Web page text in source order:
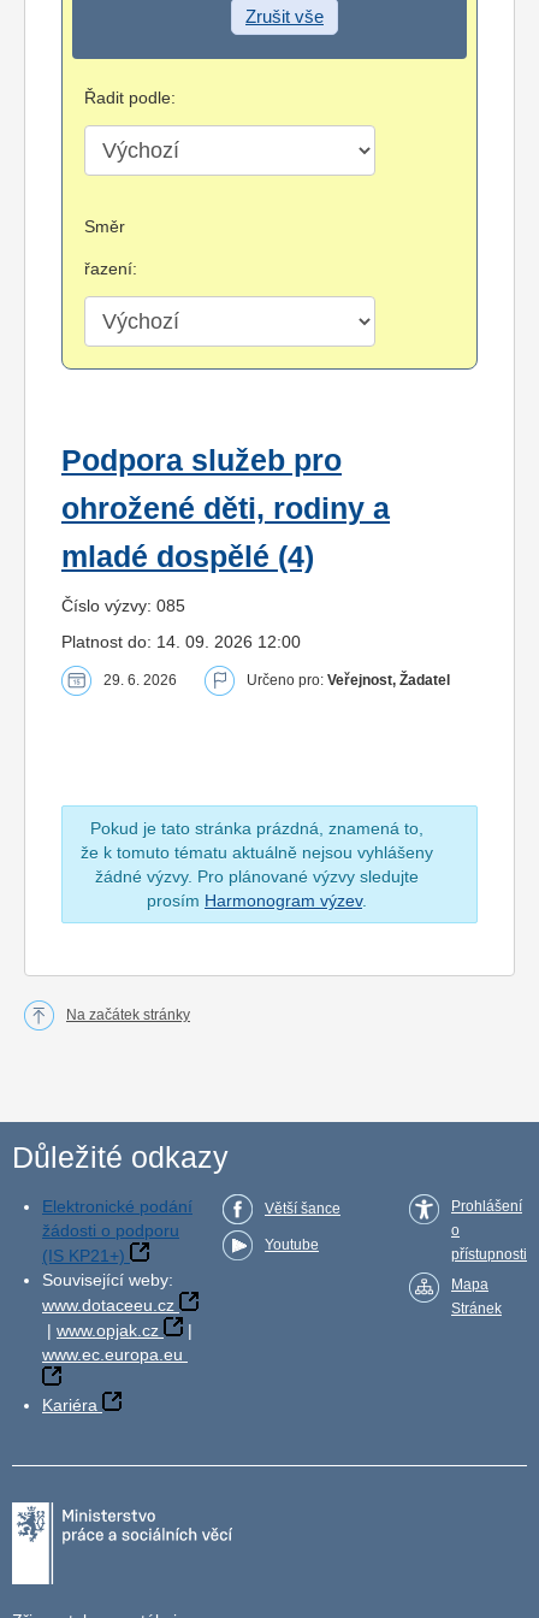
Zrušit vše
Řadit podle:
Směr
řazení:
Podpora služeb pro
ohrožené děti, rodiny a
mladé dospělé (4)
Číslo výzvy: 085
Platnost do: 14. 09. 2026 12:00
29. 6. 2026 Určeno pro: Veřejnost, Žadatel
Pokud je tato stránka prázdná, znamená to,
že k tomuto tématu aktuálně nejsou vyhlášeny
žádné výzvy. Pro plánované výzvy sledujte
prosím Harmonogram výzev.
Na začátek stránky
Důležité odkazy
Elektronické podání
žádosti o podporu
(IS KP21+)
Související weby:
www.dotaceeu.cz
| www.opjak.cz
|
www.ec.europa.eu
Kariéra
Větší šance
Youtube
Prohlášení
o
přístupnosti
Mapa
Stránek